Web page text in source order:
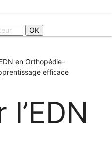
OK
en Orthopédie-
efficace